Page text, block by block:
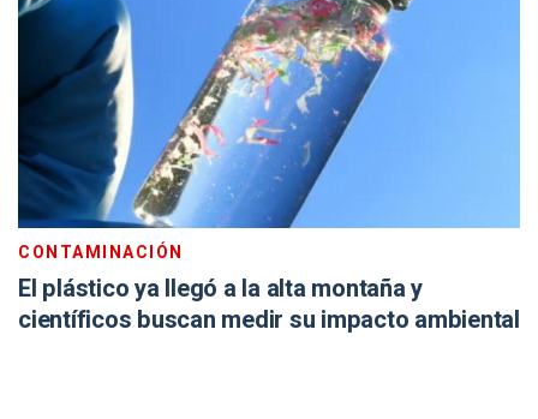
CONTAMINACIÓN
El plástico ya llegó a la alta montaña y
científicos buscan medir su impacto ambiental